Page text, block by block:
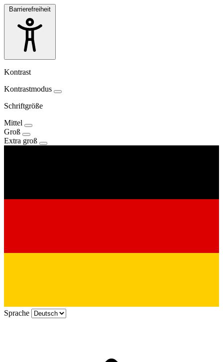
Barrierefreiheit
Kontrast
Kontrastmodus
Schriftgröße
Mittel
Groß
Extra groß
Sprache